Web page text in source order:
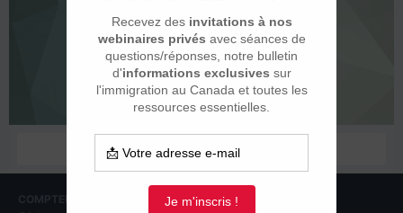
fanbach
Habitués
COMPTEUR DE CONTENUS INSCRIPTION